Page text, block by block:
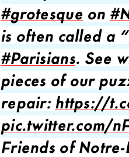
#grotesqueon
is often called a “
#Parisians. See
pieces of our
repair: https://
pic.twitter.com/
Friends of Notre-